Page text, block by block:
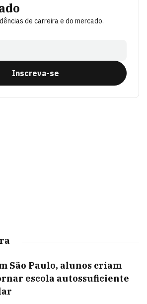
de carreira e do mercado.
Inscreva-se
São Paulo, alunos criam
escola autossuficiente